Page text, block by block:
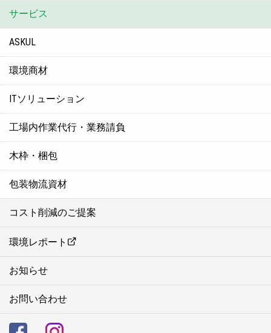
サービス
ASKUL
環境商材
ITソリューション
工場内作業代行・業務請負
木枠・梱包
包装物流資材
コスト削減のご提案
環境レポート
お知らせ
お問い合わせ